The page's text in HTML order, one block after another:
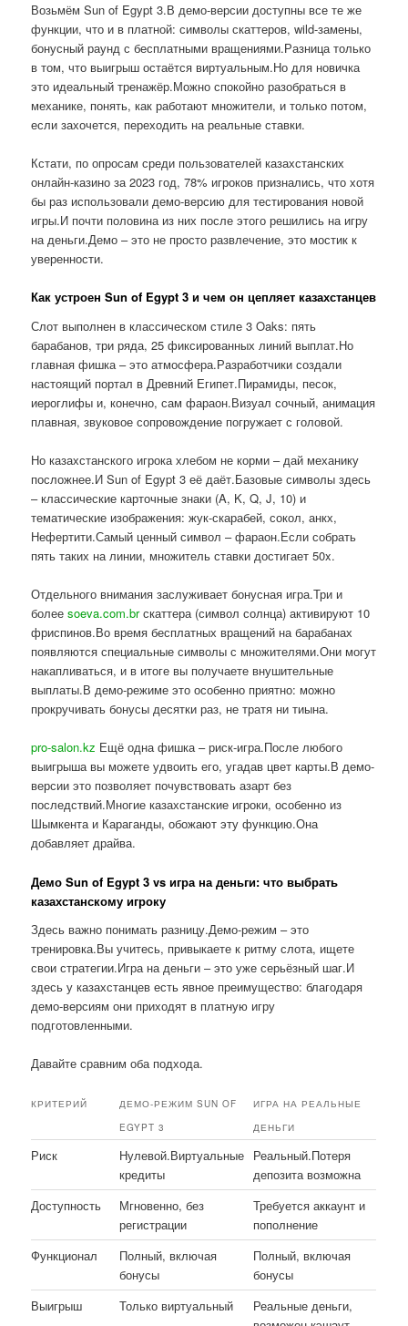
Возьмём Sun of Egypt 3.В демо-версии доступны все те же
функции, что и в платной: символы скаттеров, wild-замены,
бонусный раунд с бесплатными вращениями.Разница только
в том, что выигрыш остаётся виртуальным.Но для новичка
это идеальный тренажёр.Можно спокойно разобраться в
механике, понять, как работают множители, и только потом,
если захочется, переходить на реальные ставки.
Кстати, по опросам среди пользователей казахстанских
онлайн-казино за 2023 год, 78% игроков признались, что хотя
бы раз использовали демо-версию для тестирования новой
игры.И почти половина из них после этого решились на игру
на деньги.Демо – это не просто развлечение, это мостик к
уверенности.
Как устроен Sun of Egypt 3 и чем он цепляет казахстанцев
Слот выполнен в классическом стиле 3 Oaks: пять
барабанов, три ряда, 25 фиксированных линий выплат.Но
главная фишка – это атмосфера.Разработчики создали
настоящий портал в Древний Египет.Пирамиды, песок,
иероглифы и, конечно, сам фараон.Визуал сочный, анимация
плавная, звуковое сопровождение погружает с головой.
Но казахстанского игрока хлебом не корми – дай механику
посложнее.И Sun of Egypt 3 её даёт.Базовые символы здесь
– классические карточные знаки (A, K, Q, J, 10) и
тематические изображения: жук-скарабей, сокол, анкх,
Нефертити.Самый ценный символ – фараон.Если собрать
пять таких на линии, множитель ставки достигает 50x.
Отдельного внимания заслуживает бонусная игра.Три и
болееsoeva.com.brскаттера (символ солнца) активируют 10
фриспинов.Во время бесплатных вращений на барабанах
появляются специальные символы с множителями.Они могут
накапливаться, и в итоге вы получаете внушительные
выплаты.В демо-режиме это особенно приятно: можно
прокручивать бонусы десятки раз, не тратя ни тиына.
pro-salon.kz Ещё одна фишка – риск-игра.После любого
выигрыша вы можете удвоить его, угадав цвет карты.В демо-
версии это позволяет почувствовать азарт без
последствий.Многие казахстанские игроки, особенно из
Шымкента и Караганды, обожают эту функцию.Она
добавляет драйва.
Демо Sun of Egypt 3 vs игра на деньги: что выбрать
казахстанскому игроку
Здесь важно понимать разницу.Демо-режим – это
тренировка.Вы учитесь, привыкаете к ритму слота, ищете
свои стратегии.Игра на деньги – это уже серьёзный шаг.И
здесь у казахстанцев есть явное преимущество: благодаря
демо-версиям они приходят в платную игру
подготовленными.
Давайте сравним оба подхода.
КРИТЕРИЙ
ДЕМО-РЕЖИМ SUN OF
EGYPT 3
ИГРА НА РЕАЛЬНЫЕ
ДЕНЬГИ
Риск
Нулевой.Виртуальные
кредиты
Реальный.Потеря
депозита возможна
Доступность
Мгновенно, без
регистрации
Требуется аккаунт и
пополнение
Функционал
Полный, включая
бонусы
Полный, включая
бонусы
Выигрыш
Только виртуальный
Реальные деньги,